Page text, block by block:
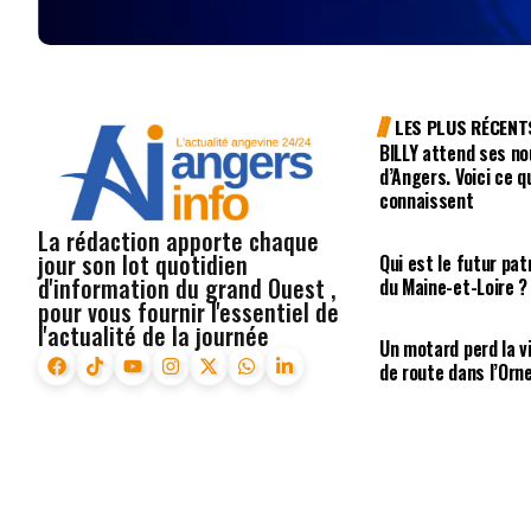
La rédaction apporte chaque
jour son lot quotidien
d'information du grand Ouest ,
pour vous fournir l'essentiel de
l'actualité de la journée
LES PLUS
BILLY attend ses
d’Angers. Voici ce
connaissent
Qui est le futur
du Maine-et-Loire ?
Un motard perd la
de route dans